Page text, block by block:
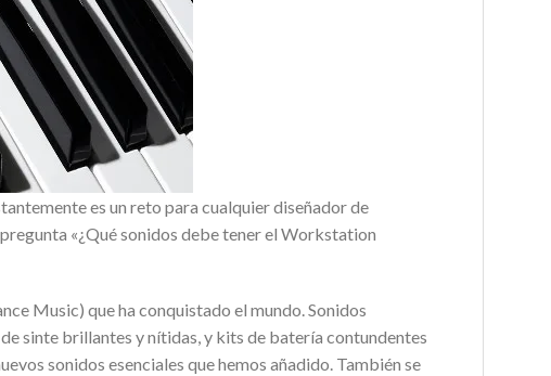
es un reto para cualquier diseñador de
«¿Qué sonidos debe tener el Workstation
Music) que ha conquistado el mundo. Sonidos
sinte brillantes y nítidas, y kits de batería contundentes
sonidos esenciales que hemos añadido. También se